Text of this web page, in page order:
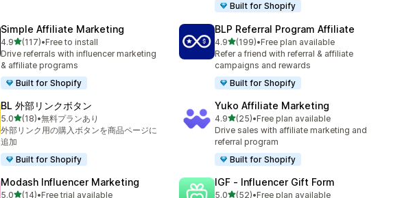
Built for Shopify
Simple Affiliate Marketing
4.95つ星中
(117)
合計レビュー数：117件
•Free to install
Drive referrals with influencer marketing
& affiliate programs
Built for Shopify
BLP Referral Program Affiliate
4.95つ星中
(199)
合計レビュー数：199件
•Free plan available
Refer a friend with referral & affiliate
campaigns and rewards
Built for Shopify
BL 外部リンクボタン
5.05つ星中
(18)
合計レビュー数：18件
•無料プランあり
外部リンク用の購入ボタンを商品ページに
追加
Built for Shopify
Yuko Affiliate Marketing
4.95つ星中
(25)
合計レビュー数：25件
•Free plan available
Drive sales with affiliate marketing and
referral program
Built for Shopify
Modash Influencer Marketing
5.05つ星中
(14)•Free trial available
IGF ‑ Influencer Gift Form
5.05つ星中
(52)•Free plan available